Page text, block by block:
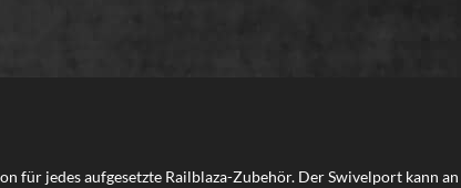
für jedes aufgesetzte Railblaza-Zubehör. Der Swivelport kann